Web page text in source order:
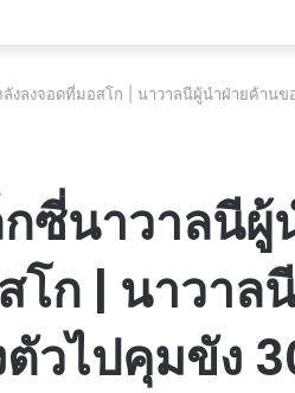
งลงจอดที่มอสโก | นาวาลนีผู้นำฝ่ายค้านข
ซี่นาวาลนีผู้
ก | นาวาล
วไปคุมขัง